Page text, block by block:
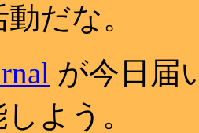
だな。
が今日届
よう。